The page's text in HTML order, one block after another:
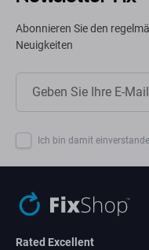
Abonnieren Sie den
Neuigkeiten
Ich bin damit
Rated Excellent